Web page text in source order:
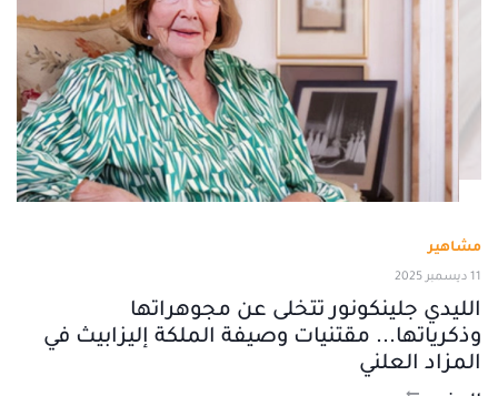
مشاهير
11 ديسمبر 2025
الليدي جلينكونور تتخلى عن مجوهراتها
وذكرياتها... مقتنيات وصيفة الملكة إليزابيث في
المزاد العلني